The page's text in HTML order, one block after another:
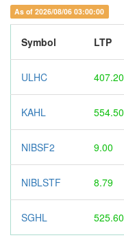
As of 2026/08/06 03:00:00
Symbol LTP
ULHC 407.20
KAHL 554.50
NIBSF2 9.00
NIBLSTF 8.79
SGHL 525.60